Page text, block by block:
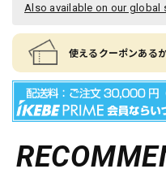
Also available on our global
使えるクーポンある